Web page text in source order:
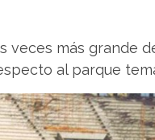
veces más grande
al parque